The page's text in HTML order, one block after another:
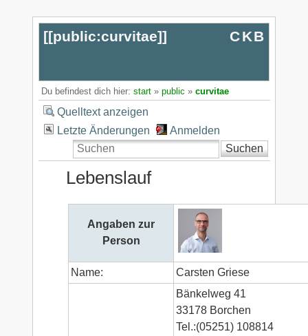
[[public:curvitae]] CKB
Du befindest dich hier: start » public » curvitae
Quelltext anzeigen
Letzte Änderungen
Anmelden
Suchen
Lebenslauf
Angaben zur
Person
Name: Carsten Griese
Bänkelweg 41
33178 Borchen
Tel.:(05251) 108814